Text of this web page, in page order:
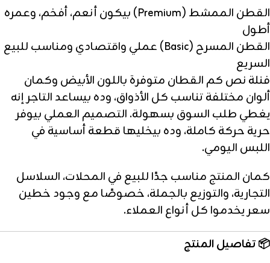
القطن الممشط (Premium) بيكون أنعم، أفخم، وعمره
أطول
القطن المسرح (Basic) عملي واقتصادي ومناسب للبيع
السريع
فنلة نص كم القطان متوفرة باللون الأبيض وكمان
ألوان مختلفة تناسب كل الأذواق، وده بيساعد التاجر إنه
يغطي طلب السوق بسهولة. التصميم العملي بيوفر
حرية حركة كاملة، وده بيخليها قطعة أساسية في
اللبس اليومي.
كمان المنتج مناسب جدًا للبيع في المحلات، السلاسل
التجارية، والتوزيع بالجملة، خصوصًا مع وجود خطين
سعر يخدموا كل أنواع العملاء.
📦تفاصيل المنتج